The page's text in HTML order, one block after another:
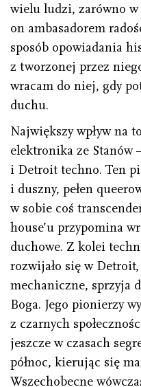
wielu ludzi, zarówno
on ambasadorem
sposób opowiadania
z tworzonej przez
wracam do niej, gdy
duchu.
Największy wpływ na
elektronika ze Stanów
i Detroit techno. Ten
i duszny, pełen
w sobie coś
house’u przypomina
duchowe. Z kolei
rozwijało się w
mechaniczne, sprzyja
Boga. Jego pionierzy
z czarnych
jeszcze w czasach
północ, kierując się
Wszechobecne